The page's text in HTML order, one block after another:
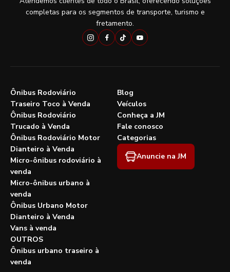
completas para os segmentos de transporte, turismo e
fretamento.
Ônibus Rodoviário
Traseiro Toco à Venda
Ônibus Rodoviário
Trucado à Venda
Ônibus Rodoviário Motor
Dianteiro à Venda
Micro-ônibus rodoviário à
venda
Micro-ônibus urbano à
venda
Ônibus Urbano Motor
Dianteiro à Venda
Vans à venda
OUTROS
Ônibus urbano traseiro à
venda
Blog
Veículos
Conheça a JM
Fale conosco
Categorias
Anuncie na JM